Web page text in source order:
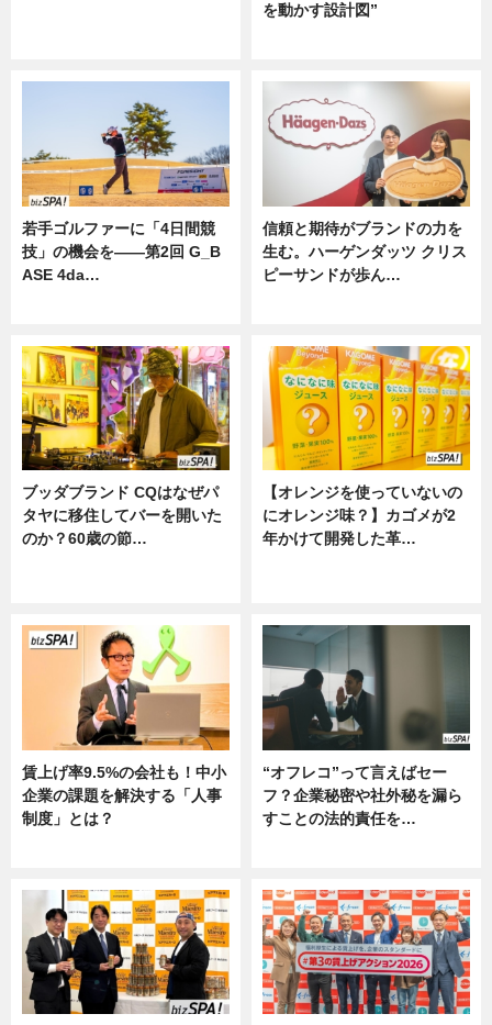
を動かす設計図”
若手ゴルファーに「4日間競
技」の機会を——第2回 G_B
ASE 4da…
信頼と期待がブランドの力を
生む。ハーゲンダッツ クリス
ピーサンドが歩ん…
ブッダブランド CQはなぜパ
タヤに移住してバーを開いた
のか？60歳の節…
【オレンジを使っていないの
にオレンジ味？】カゴメが2
年かけて開発した革…
賃上げ率9.5%の会社も！中小
企業の課題を解決する「人事
制度」とは？
“オフレコ”って言えばセー
フ？企業秘密や社外秘を漏ら
すことの法的責任を…